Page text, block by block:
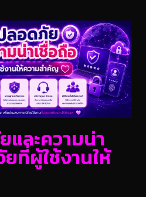
ละความน่า
ที่ผู้ใช้งานให้